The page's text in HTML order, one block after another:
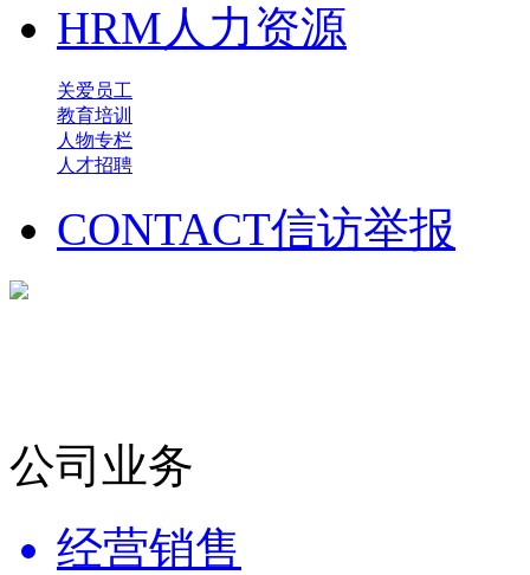
HRM人力资源
关爱员工
教育培训
人物专栏
人才招聘
CONTACT信访举报
公司业务
经营销售